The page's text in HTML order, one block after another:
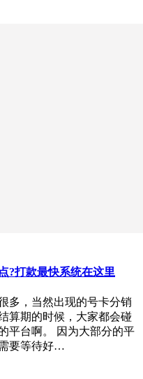
?打款最快系统在这里
多，当然出现的号卡分销
算期的时候，大家都会碰
平台啊。 因为大部分的平
要等待好…